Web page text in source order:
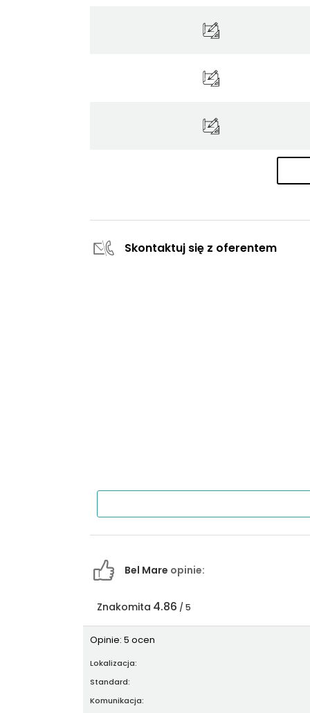
Skontaktuj się z oferentem
Bel Mare opinie:
Znakomita 4.86 / 5
Opinie: 5 ocen
Lokalizacja:
Standard:
Komunikacja: